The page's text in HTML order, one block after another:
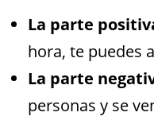
La parte
hora, te puedes
La parte
personas y se